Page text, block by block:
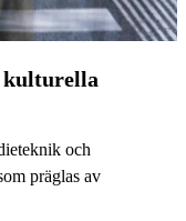
kulturella
och
präglas av